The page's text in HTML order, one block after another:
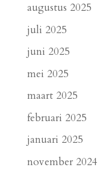
augustus 2025
juli 2025
juni 2025
mei 2025
maart 2025
februari 2025
januari 2025
november 2024